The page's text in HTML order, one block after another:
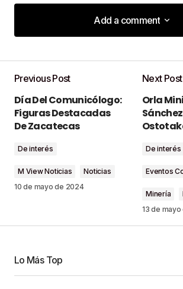
Add a comment
Add a comment
publicada. Los campos obligatorios
marcados con*
Comment
Your Name*
Your E-Mail
Previous Post
Día Del Comunicólogo:
Figuras Destacadas
De Zacatecas
De interés
M View Noticias
Noticias
10 de mayo de 2024
Next Post
Orla
De interés
Eventos
Minería
13 de
Lo Más Top